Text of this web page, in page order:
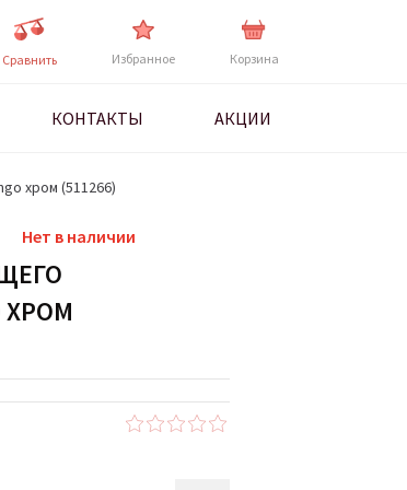
Cравнить Избранное Корзина
КОНТАКТЫ АКЦИИ
хром (511266)
Нет в наличии
ХРОМ